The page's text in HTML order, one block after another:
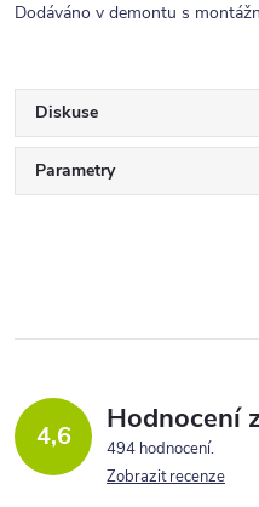
Dodáváno v demontu s
Diskuse
Parametry
4,6 Hodnocení
494 hodnocení
Zobrazit recenze